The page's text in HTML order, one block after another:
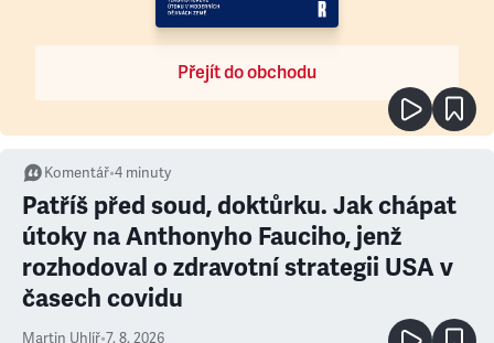
Přejít do obchodu
Komentář•4 minuty
Patříš před soud, doktůrku. Jak chápat
útoky na Anthonyho Fauciho, jenž
rozhodoval o zdravotní strategii USA v
časech covidu
Martin Uhlíř•7. 8. 2026